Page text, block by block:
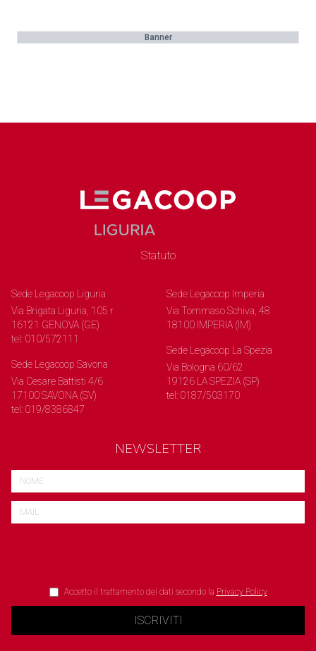
Banner
Statuto
Sede Legacoop Liguria
Via Brigata Liguria, 105 r.
16121 GENOVA (GE)
tel: 010/572111
Sede Legacoop Savona
Via Cesare Battisti 4/6
17100 SAVONA (SV)
tel: 019/8386847
Sede Legacoop Imperia
Via Tommaso Schiva, 48
18100 IMPERIA (IM)
Sede Legacoop La Spezia
Via Bologna 60/62
19126 LA SPEZIA (SP)
tel: 0187/503170
NEWSLETTER
Accetto il trattamento dei dati secondo la Privacy Policy
ISCRIVITI